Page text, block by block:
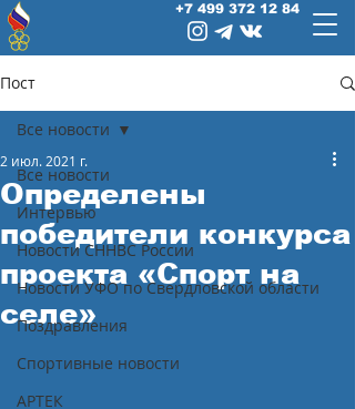
+7 499 372 12 84
Пост
Все новости
Интервью
Новости СННВС России
Новости УФО по Свердловской области
Поздравления
Спортивные новости
АРТЕК
Все новости
Определены
победители конкурса
проекта «Спорт на
селе»
2 июл. 2021 г.